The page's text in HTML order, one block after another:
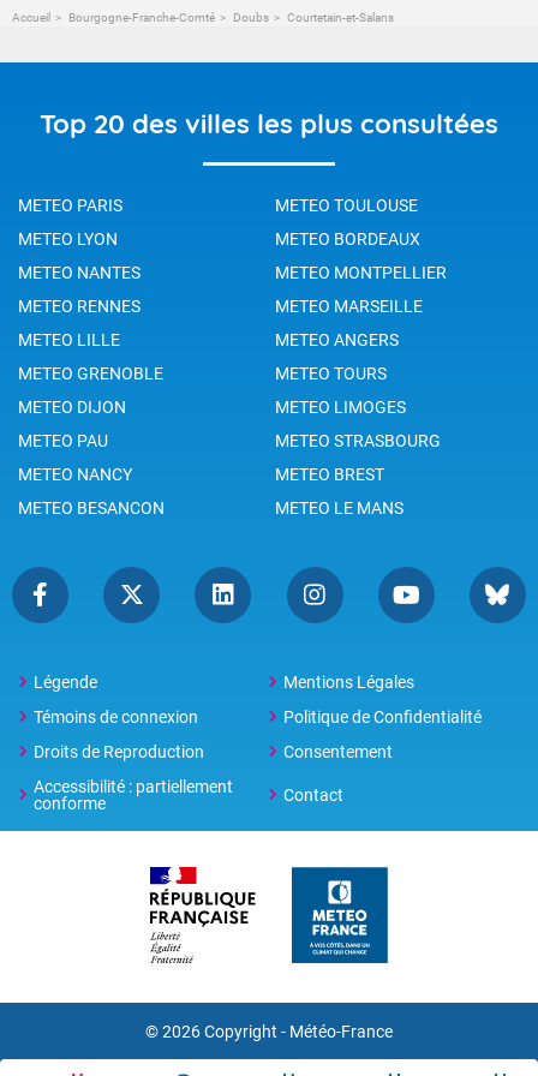
Accueil Bourgogne-Franche-Comté Doubs Courtetain-et-Salans
Top 20 des villes les plus consultées
METEO PARIS
METEO TOULOUSE
METEO LYON
METEO BORDEAUX
METEO NANTES
METEO MONTPELLIER
METEO RENNES
METEO MARSEILLE
METEO LILLE
METEO ANGERS
METEO GRENOBLE
METEO TOURS
METEO DIJON
METEO LIMOGES
METEO PAU
METEO STRASBOURG
METEO NANCY
METEO BREST
METEO BESANCON
METEO LE MANS
Légende
Mentions Légales
Témoins de connexion
Politique de Confidentialité
Droits de Reproduction
Consentement
Accessibilité : partiellement
conforme
Contact
© 2026 Copyright - Météo-France